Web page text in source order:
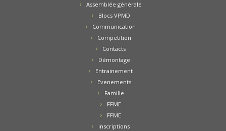
Assemblée générale
Blocs VPMD
Communication
Competition
Contacts
Démontage
Entrainement
Evenements
Famille
FFME
FFME
inscriptions